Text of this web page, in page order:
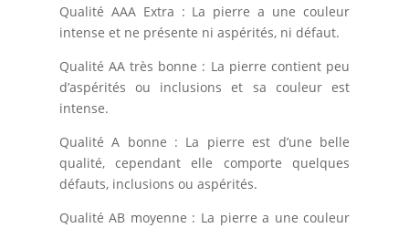
Qualité AAA Extra : La pierre a une couleur
intense et ne présente ni aspérités, ni défaut.
Qualité AA très bonne : La pierre contient peu
d’aspérités ou inclusions et sa couleur est
intense.
Qualité A bonne : La pierre est d’une belle
qualité, cependant elle comporte quelques
défauts, inclusions ou aspérités.
Qualité AB moyenne : La pierre a une couleur